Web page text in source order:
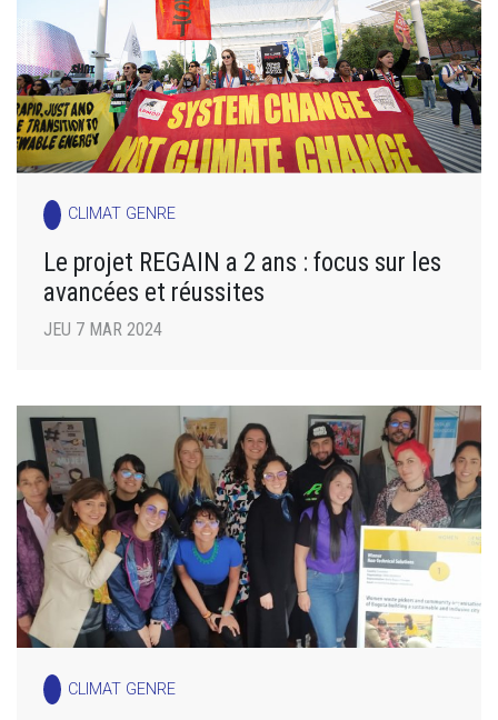
CLIMAT GENRE
Le projet REGAIN a 2 ans : focus sur les
avancées et réussites
JEU 7 MAR 2024
CLIMAT GENRE